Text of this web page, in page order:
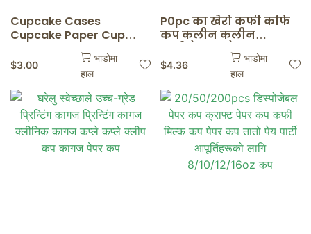
Cupcake Cases
Cupcake Paper Cup
Oilproof Cupcake Liner
Baking Cup Tray Case
Wedding Party
Caissettes Cupcake
Wrapper Paper
$3.00
भाडोमा
हाल
P0pc का खैरो कफी कफि
कप क्लीन क्लीन
क्लीन्स क्राइगर्ड कागज
हीट कार्डबोर्ड होल्डर
$4.36
भाडोमा
हाल